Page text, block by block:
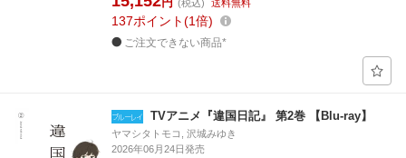
(税込) 送料無料
137ポイント 1倍
ご注文できない商品*
TVアニメ『違国日記』 第2巻 【Blu-ray】
ヤマシタトモコ, 沢城みゆき
2026年06月24日発売